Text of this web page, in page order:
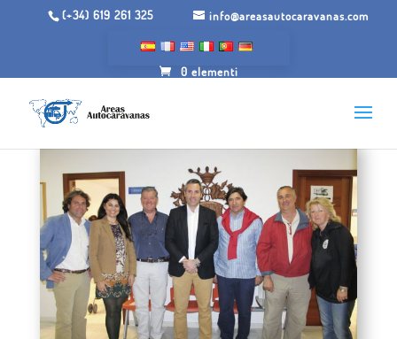
(+34) 619 261 325 info@areasautocaravanas.com
0 elementi